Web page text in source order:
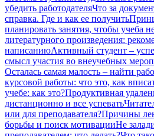
убедить работодателяЧто за
справка. Где и как ее получить
планировать занятия, чтобы учеба
литературного произведения:
написаниюАктивный студент –
смысл участия во внеучебных
Осталась самая малость – найти
курсовой работы: что это, как
учебе: как это?Продуктивная
дистанционно и все успевать
или для преподавателя?Причины
борьбы и поиск мотивацииНе